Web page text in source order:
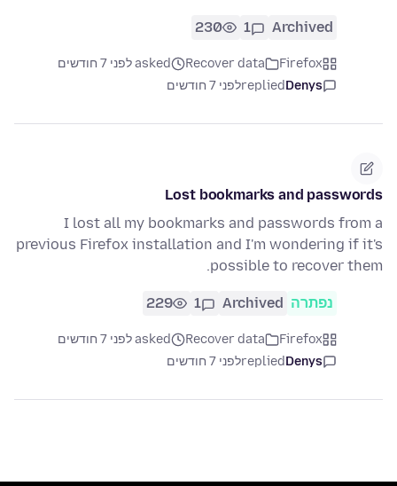
Archived
1
230
Firefox
Recover data
asked לפני 7 חודשים
Denys
repliedלפני 7 חודשים
Lost bookmarks and passwords
I lost all my bookmarks and passwords from a
previous Firefox installation and I'm wondering if it's
possible to recover them.
נפתרה Archived
1
229
Firefox
Recover data
asked לפני 7 חודשים
Denys
repliedלפני 7 חודשים